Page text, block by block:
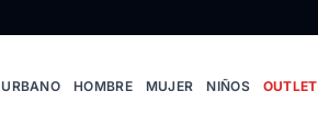
URBANO HOMBRE MUJER NIÑOS OUTLET